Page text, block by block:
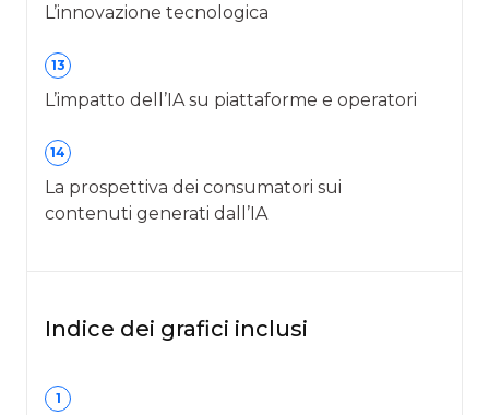
L’innovazione tecnologica
13
L’impatto dell’IA su piattaforme e operatori
14
La prospettiva dei consumatori sui
contenuti generati dall’IA
Indice dei grafici inclusi
1